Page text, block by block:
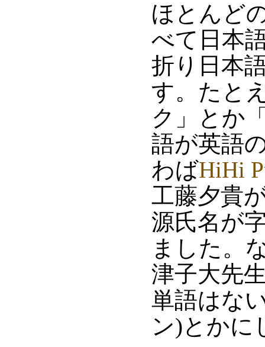
ほとんど
べて日本
折り日本
す。たと
ク」とか
語が英語
わばHiHi
工藤夕貴
源氏名が
ました。
津子大先
単語はな
ン)とかに